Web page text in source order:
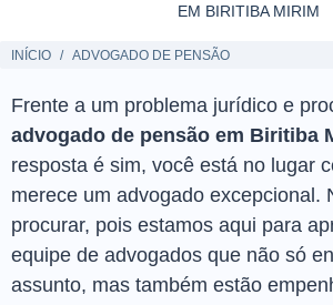
EM BIRITIBA MIRIM
INÍCIO ADVOGADO DE PENSÃO
Frente a um problema jurídico e
advogado de pensão em Biritiba
resposta é sim, você está no lugar
merece um advogado excepcional.
procurar, pois estamos aqui para
equipe de advogados que não só
assunto, mas também estão